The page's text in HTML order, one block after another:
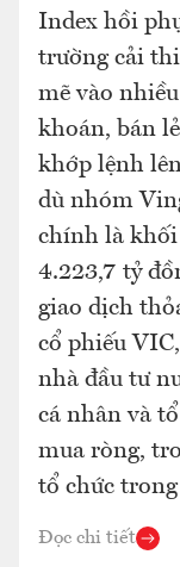
Index hồi
trường cải
mẽ vào
khoán, bán
khớp lệnh
dù nhóm
chính là khối
4.223,7 tỷ
giao dịch
cổ phiếu
nhà đầu tư
cá nhân và
mua ròng,
tổ chức
Đọc chi tiết